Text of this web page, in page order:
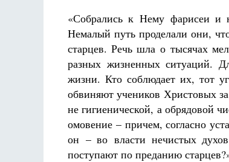
«Собрались к Нему фарисеи и
Немалый путь проделали они,
старцев. Речь шла о тысячах
разных жизненных ситуаций.
жизни. Кто соблюдает их, тот
обвиняют учеников Христовых
не гигиенической, а обрядовой
омовение – причем, согласно
он – во власти нечистых
поступают по преданию